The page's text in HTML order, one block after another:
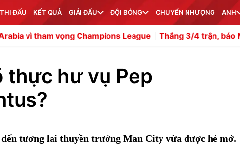
ĐẤU KẾT QUẢ GIẢI ĐẤU ĐỘI BÓNG CHUYỂN NHƯỢNG ANH
vọng Champions League Thắng 3/4 trận, báo Malaysia
thực hư vụ Pep
tương lai thuyền trưởng Man City vừa được hé mở.